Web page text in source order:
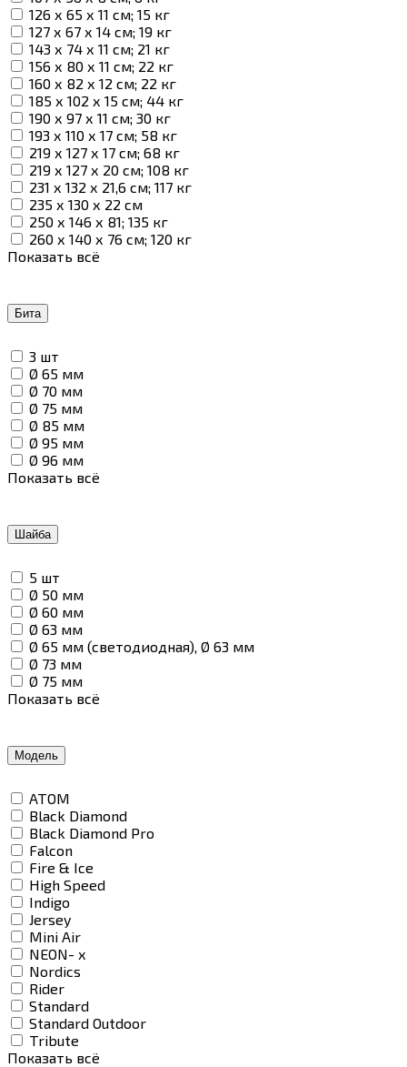
126 х 65 х 11 см; 15 кг
127 х 67 х 14 см; 19 кг
143 х 74 х 11 см; 21 кг
156 х 80 х 11 см; 22 кг
160 х 82 х 12 см; 22 кг
185 х 102 х 15 см; 44 кг
190 х 97 х 11 см; 30 кг
193 х 110 х 17 см; 58 кг
219 х 127 х 17 см; 68 кг
219 х 127 х 20 см; 108 кг
231 х 132 х 21,6 см; 117 кг
235 х 130 х 22 см
250 х 146 х 81; 135 кг
260 х 140 х 76 см; 120 кг
Показать всё
Бита
3 шт
Ø 65 мм
Ø 70 мм
Ø 75 мм
Ø 85 мм
Ø 95 мм
Ø 96 мм
Показать всё
Шайба
5 шт
Ø 50 мм
Ø 60 мм
Ø 63 мм
Ø 65 мм (светодиодная), Ø 63 мм
Ø 73 мм
Ø 75 мм
Показать всё
Модель
ATOM
Black Diamond
Black Diamond Pro
Falcon
Fire & Ice
High Speed
Indigo
Jersey
Mini Air
NEON- х
Nordics
Rider
Standard
Standard Outdoor
Tribute
Показать всё